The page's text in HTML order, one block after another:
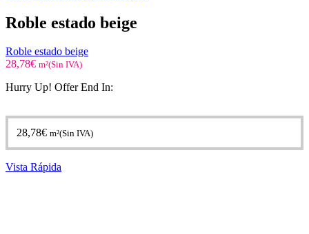
Roble estado beige
Roble estado beige
28,78€ m²(Sin IVA)
Hurry Up! Offer End In:
28,78€ m²(Sin IVA)
Vista Rápida